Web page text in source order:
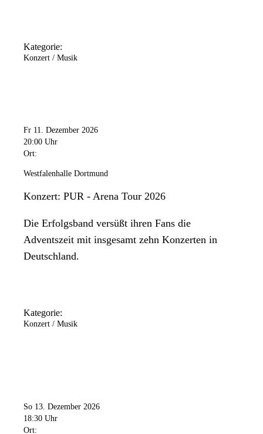
Kategorie:
Konzert / Musik
Fr 11. Dezember 2026
20:00 Uhr
Ort:
Westfalenhalle Dortmund
Konzert: PUR - Arena Tour 2026
Die Erfolgsband versüßt ihren Fans die
Adventszeit mit insgesamt zehn Konzerten in
Deutschland.
Kategorie:
Konzert / Musik
So 13. Dezember 2026
18:30 Uhr
Ort: